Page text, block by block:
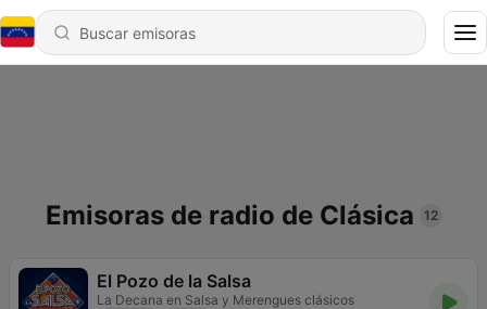
Emisoras de radio de Clásica 12
El Pozo de la Salsa
La Decana en Salsa y Merengues clásicos